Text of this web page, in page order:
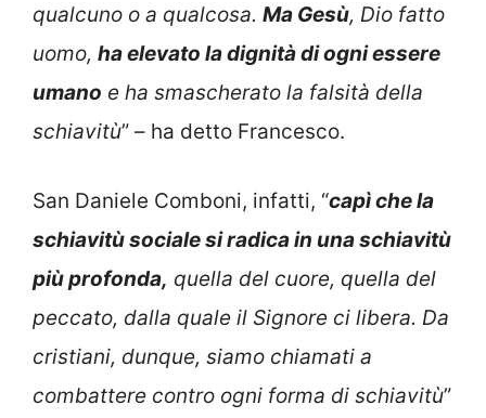
qualcuno o a qualcosa. Ma Gesù, Dio fatto
uomo, ha elevato la dignità di ogni essere
umano e ha smascherato la falsità della
schiavitù” – ha detto Francesco.
San Daniele Comboni, infatti, “capì che la
schiavitù sociale si radica in una schiavitù
più profonda, quella del cuore, quella del
peccato, dalla quale il Signore ci libera. Da
cristiani, dunque, siamo chiamati a
combattere contro ogni forma di schiavitù”